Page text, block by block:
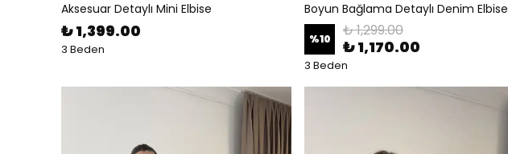
Aksesuar Detaylı Mini Elbise
₺ 1,399.00
3 Beden
Boyun Bağlama Detaylı Denim Elbise
%10 ₺ 1,299.00
₺ 1,170.00
3 Beden